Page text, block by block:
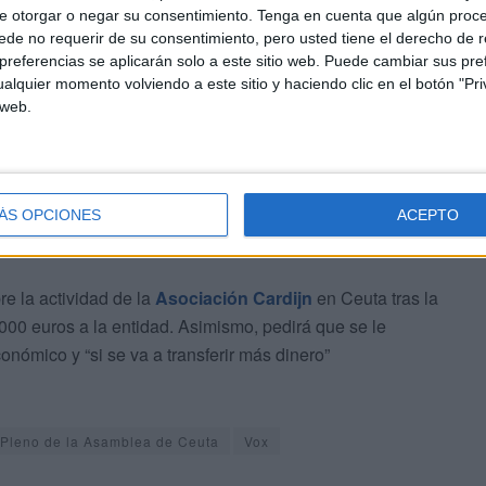
otorgar o negar su consentimiento. Tenga en cuenta que algún
no requerir de su consentimiento, pero usted tiene el derecho de
se aplicarán solo a este sitio web. Puede cambiar sus
momento volviendo a este sitio y haciendo clic en el botón
OPCIONES ACEPTO
beneficiados, de manera concreta, el emprendimiento
Gobierno”.
la actividad de la Asociación Cardijn en Ceuta tras la
euros a la entidad. Asimismo, pedirá que se le
y “si se va a transferir más dinero”
Pleno de la Asamblea de Ceuta Vox